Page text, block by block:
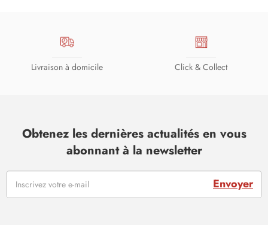
Livraison à domicile Click & Collect
Obtenez les dernières actualités en vous
abonnant à la newsletter
Envoyer